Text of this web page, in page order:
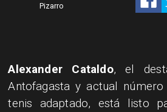
Pizarro
Alexander Cataldo, el
Antofagasta y actual
tenis adaptado, está listo